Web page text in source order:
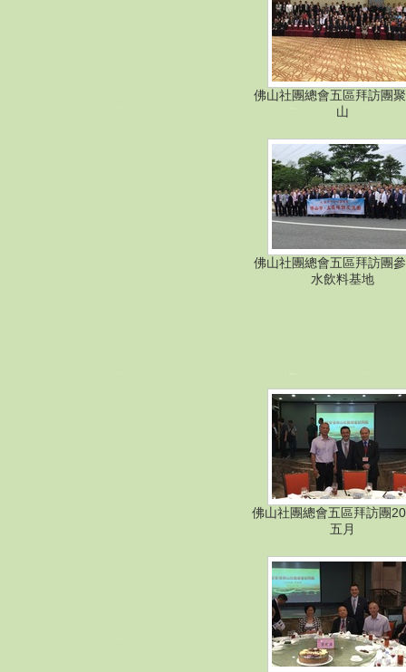
佛山社團總會五區拜訪團
山
佛山社團總會五區拜訪團
水飲料基地
佛山社團總會五區拜訪團
五月